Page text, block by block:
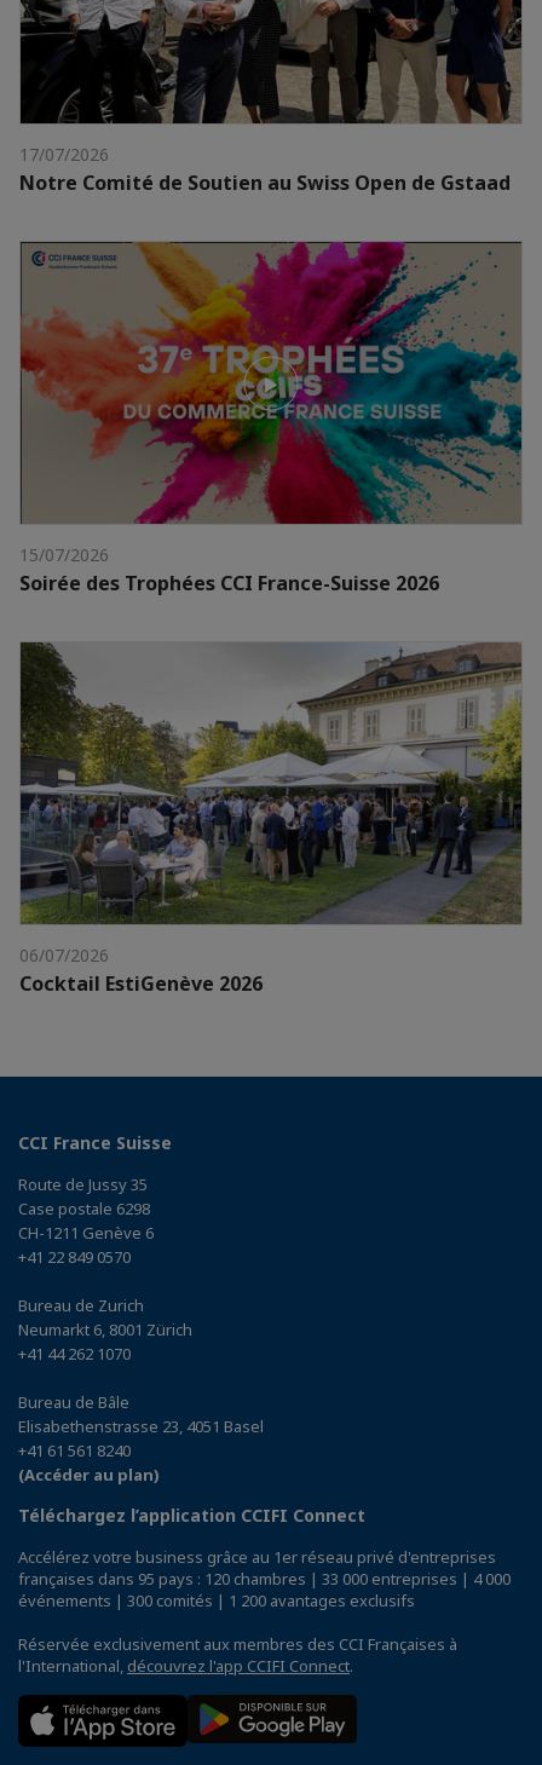
17/07/2026
Notre Comité de Soutien au Swiss Open de Gstaad
15/07/2026
Soirée des Trophées CCI France-Suisse 2026
06/07/2026
Cocktail EstiGenève 2026
CCI France Suisse
Route de Jussy 35
Case postale 6298
CH-1211 Genève 6
+41 22 849 0570
Bureau de Zurich
Neumarkt 6, 8001 Zürich
+41 44 262 1070
Bureau de Bâle
Elisabethenstrasse 23, 4051 Basel
+41 61 561 8240
(Accéder au plan)
Téléchargez l’application CCIFI Connect
Accélérez votre business grâce au 1er réseau privé d'entreprises
françaises dans 95 pays : 120 chambres | 33 000 entreprises | 4 000
événements | 300 comités | 1 200 avantages exclusifs
Réservée exclusivement aux membres des CCI Françaises à
l'International, découvrez l'app CCIFI Connect.